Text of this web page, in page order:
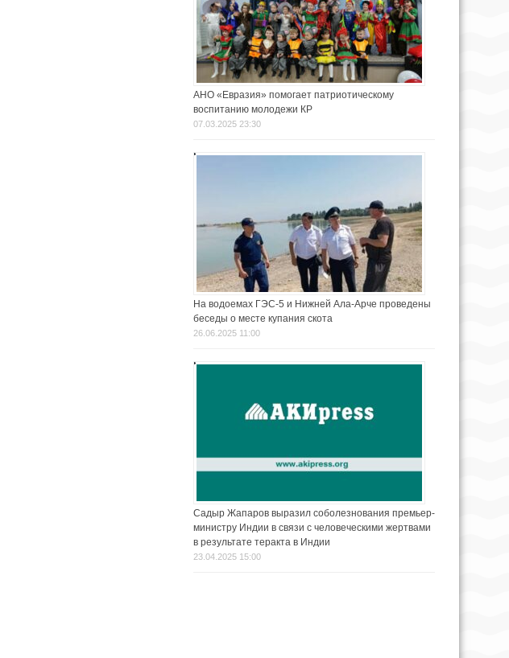
АНО «Евразия» помогает патриотическому
воспитанию молодежи КР
07.03.2025 23:30
На водоемах ГЭС-5 и Нижней Ала-Арче проведены
беседы о месте купания скота
26.06.2025 11:00
Садыр Жапаров выразил соболезнования премьер-
министру Индии в связи с человеческими жертвами
в результате теракта в Индии
23.04.2025 15:00